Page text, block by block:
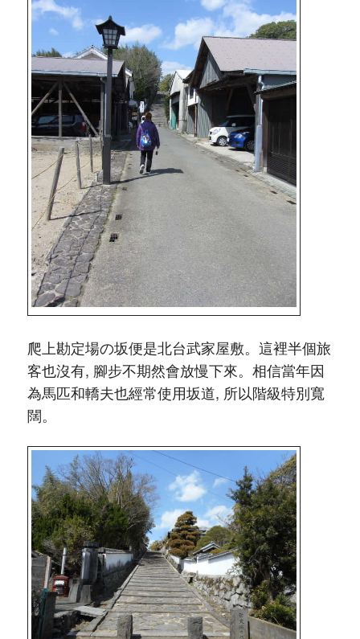
爬上勘定場の坂便是北台武家屋敷。這裡半個旅
客也沒有, 腳步不期然會放慢下來。相信當年因
為馬匹和轎夫也經常使用坂道, 所以階級特別寬
闊。